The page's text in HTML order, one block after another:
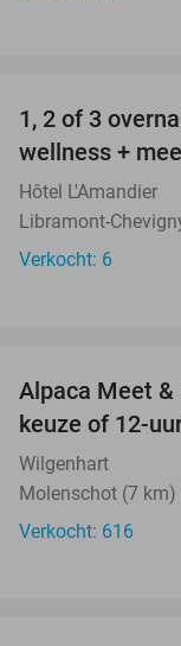
TODAY
1, 2 of 3
wellness +
Hôtel L'Amandier
Libramont-
Verkocht: 6
Alpaca Meet &
keuze of 12-
Wilgenhart
Molenschot (7 km)
Verkocht: 616